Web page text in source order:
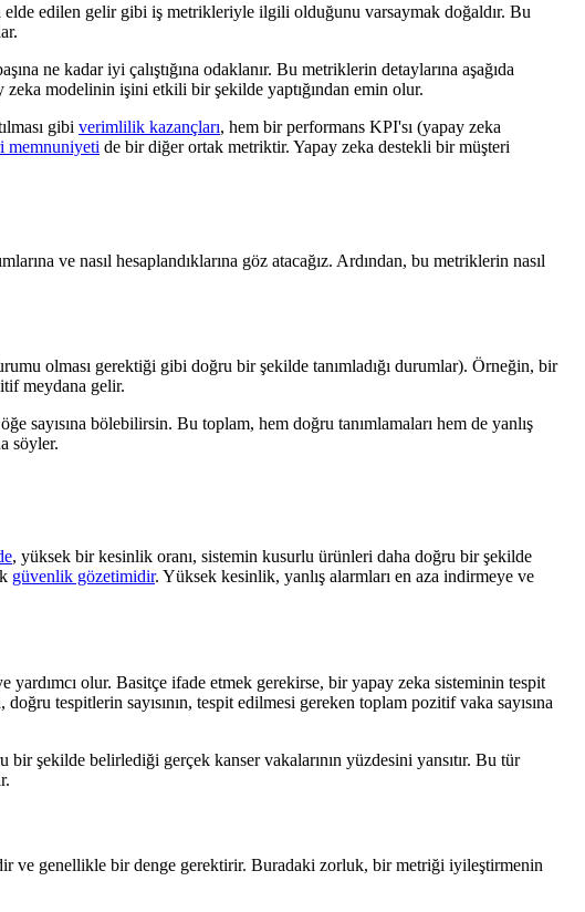
edilen gelir gibi iş metrikleriyle ilgili olduğunu varsaymak doğaldır. Bu
ne kadar iyi çalıştığına odaklanır. Bu metriklerin detaylarına aşağıda
zeka modelinin işini etkili bir şekilde yaptığından emin olur.
gibi verimlilik kazançları, hem bir performans KPI'sı (yapay zeka
memnuniyeti de bir diğer ortak metriktir. Yapay zeka destekli bir müşteri
ve nasıl hesaplandıklarına göz atacağız. Ardından, bu metriklerin nasıl
olması gerektiği gibi doğru bir şekilde tanımladığı durumlar). Örneğin, bir
meydana gelir.
sayısına bölebilirsin. Bu toplam, hem doğru tanımlamaları hem de yanlış
söyler.
, yüksek bir kesinlik oranı, sistemin kusurlu ürünleri daha doğru bir şekilde
güvenlik gözetimidir. Yüksek kesinlik, yanlış alarmları en aza indirmeye ve
olur. Basitçe ifade etmek gerekirse, bir yapay zeka sisteminin tespit
tespitlerin sayısının, tespit edilmesi gereken toplam pozitif vaka sayısına
bir şekilde belirlediği gerçek kanser vakalarının yüzdesini yansıtır. Bu tür
ve genellikle bir denge gerektirir. Buradaki zorluk, bir metriği iyileştirmenin